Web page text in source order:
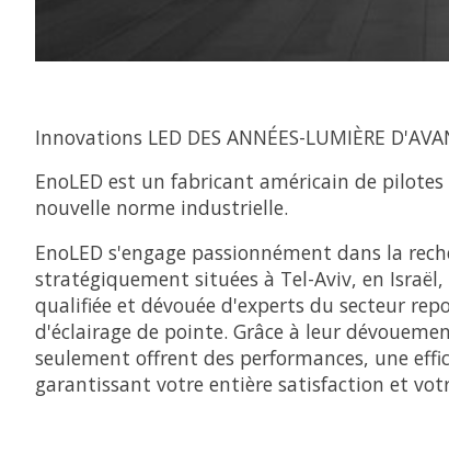
Innovations LED DES ANNÉES-LUMIÈRE
EnoLED est un fabricant américain de
nouvelle norme industrielle.
EnoLED s'engage passionnément dans la
stratégiquement situées à Tel-Aviv, en
qualifiée et dévouée d'experts du secteur
d'éclairage de pointe. Grâce à leur
seulement offrent des performances, une
garantissant votre entière satisfaction et